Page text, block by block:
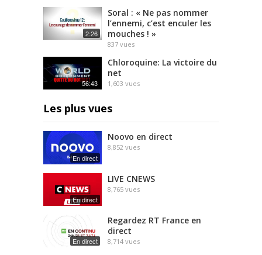
2:26
Soral : « Ne pas nommer
l’ennemi, c’est enculer les
mouches ! »
837 vues
56:43
Chloroquine: La victoire du
net
1,603 vues
Les plus vues
En direct
Noovo en direct
8,852 vues
En direct
LIVE CNEWS
8,765 vues
En direct
Regardez RT France en
direct
8,714 vues